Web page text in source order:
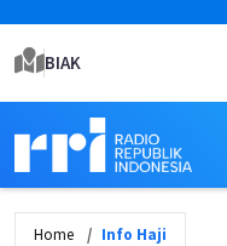
BIAK
Home Info Haji